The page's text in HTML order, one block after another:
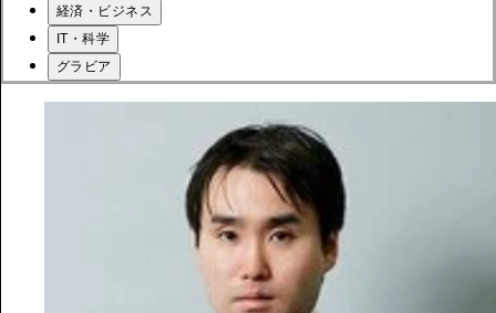
経済・ビジネス
IT・科学
グラビア